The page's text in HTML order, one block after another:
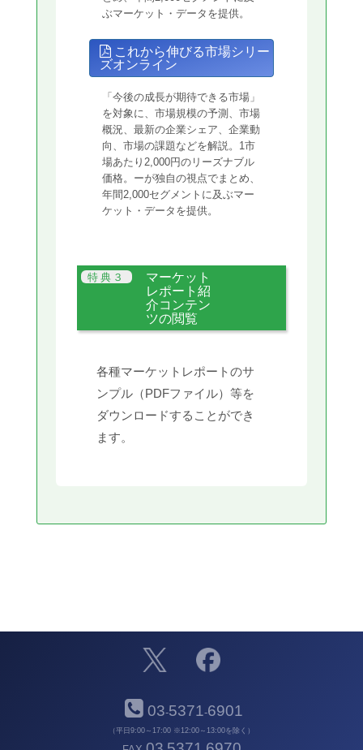
ぶマーケット・データを提供。
これから伸びる市場シリー
ズオンライン
「今後の成長が期待できる市場」
を対象に、市場規模の予測、市場
概況、最新の企業シェア、企業動
向、市場の課題などを解説。1市
場あたり2,000円のリーズナブル
価格。ーが独自の視点でまとめ、
年間2,000セグメントに及ぶマー
ケット・データを提供。
マーケット
レポート紹
介コンテン
ツの閲覧
各種マーケットレポートのサ
ンプル（PDFファイル）等を
ダウンロードすることができ
ます。
03-5371-6901
（平日9:00～17:00 ※12:00～13:00を除く）